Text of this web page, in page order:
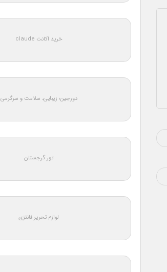
خرید اکانت claude
دورجین؛ زیبایی، سلامت و سرگرمی
تور گرجستان
لوازم تحریر فانتزی